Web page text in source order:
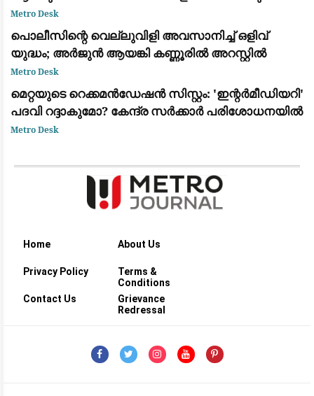
രാജശേഖരൻ
Metro Desk
പൊലീസിന്റെ വെല്ലുവിളി അവസാനിച്ച് ഒളിവ്
യുദ്ധം; അർജുൻ ആയങ്കി കണ്ണൂരിൽ അറസ്റ്റിൽ
Metro Desk
മെറ്റയുടെ റെക്കമൻഡേഷൻ സിസ്റ്റം: 'ഇന്റർമീഡിയറി'
പദവി റദ്ദാകുമോ? കേന്ദ്ര സർക്കാർ പരിശോധനയിൽ
Metro Desk
Home About Us
Privacy Policy
Terms &
Conditions
Contact Us
Grievance
Redressal